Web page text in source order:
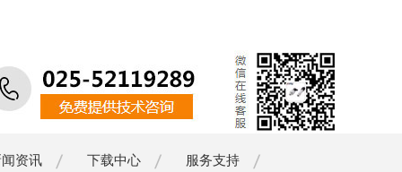
资讯 下载中心 服务支持